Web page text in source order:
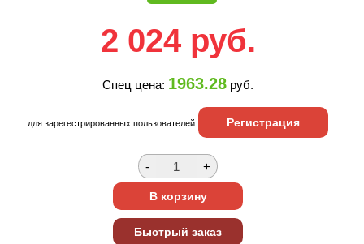
2 024 руб.
Спец цена: 1963.28 руб.
для зарегестрированных пользователей Регистрация